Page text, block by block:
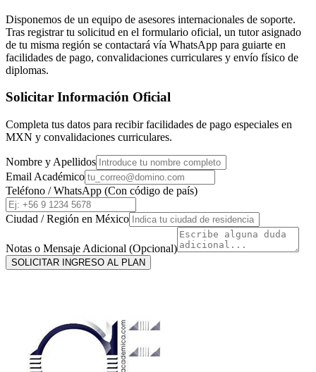
Disponemos de un equipo de asesores internacionales de soporte.
Tras registrar tu solicitud en el formulario oficial, un tutor asignado
de tu misma región se contactará vía WhatsApp para guiarte en
facilidades de pago, convalidaciones curriculares y envío físico de
diplomas.
Solicitar Información Oficial
Completa tus datos para recibir facilidades de pago especiales en
MXN y convalidaciones curriculares.
Nombre y Apellidos
Email Académico
Teléfono / WhatsApp (Con código de país)
Ciudad / Región en México
Notas o Mensaje Adicional (Opcional)
SOLICITAR INGRESO AL PLAN